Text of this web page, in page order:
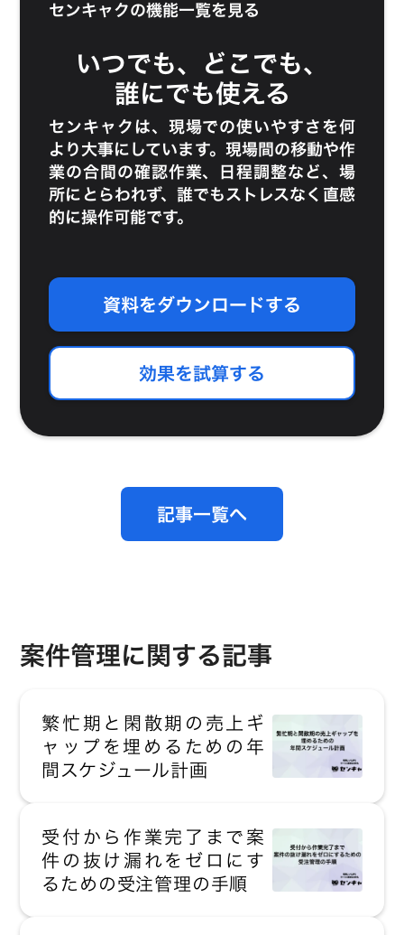
センキャクの機能一覧を見る
いつでも、どこでも、
誰にでも使える
センキャクは、現場での使いやすさを何
より大事にしています。現場間の移動や作
業の合間の確認作業、日程調整など、場
所にとらわれず、誰でもストレスなく直感
的に操作可能です。
資料をダウンロードする
効果を試算する
記事一覧へ
案件管理に関する記事
繁忙期と閑散期の売上ギ
ャップを埋めるための年
間スケジュール計画
受付から作業完了まで案
件の抜け漏れをゼロにす
るための受注管理の手順